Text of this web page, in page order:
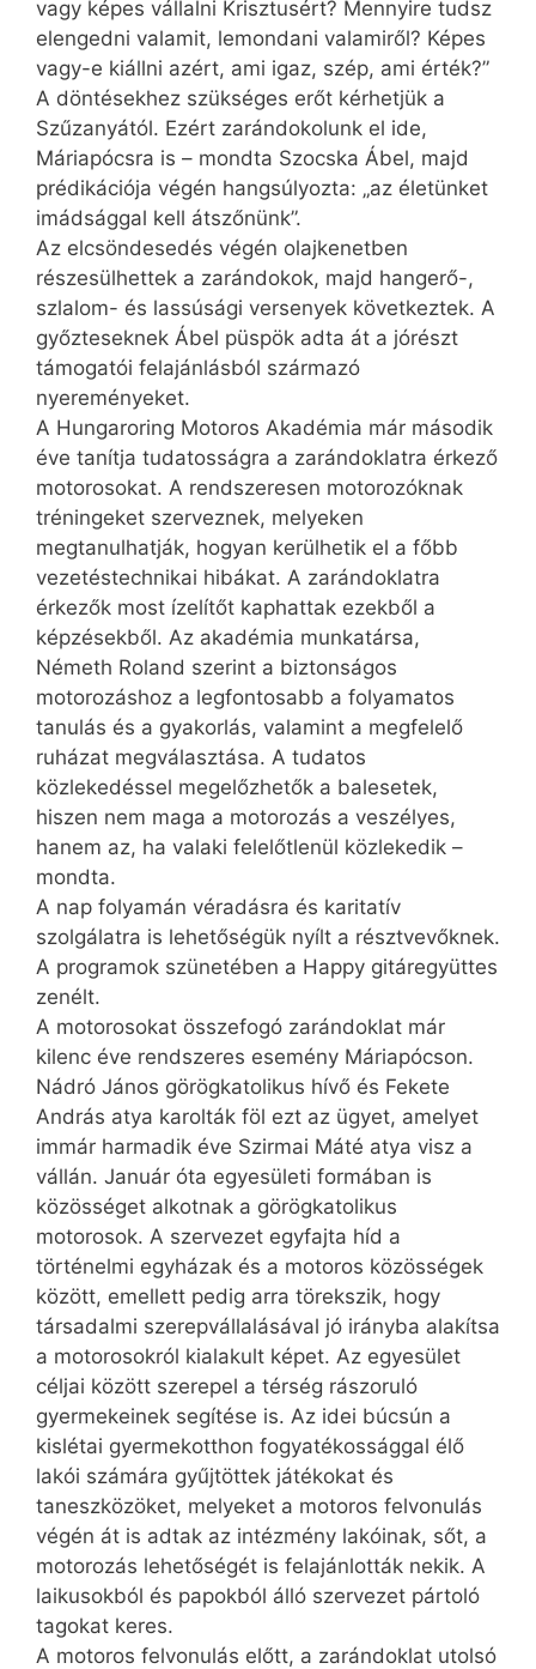
vagy képes vállalni Krisztusért? Mennyire tudsz
elengedni valamit, lemondani valamiről? Képes
vagy-e kiállni azért, ami igaz, szép, ami érték?”
A döntésekhez szükséges erőt kérhetjük a
Szűzanyától. Ezért zarándokolunk el ide,
Máriapócsra is – mondta Szocska Ábel, majd
prédikációja végén hangsúlyozta: „az életünket
imádsággal kell átszőnünk”.
Az elcsöndesedés végén olajkenetben
részesülhettek a zarándokok, majd hangerő-,
szlalom- és lassúsági versenyek következtek. A
győzteseknek Ábel püspök adta át a jórészt
támogatói felajánlásból származó
nyereményeket.
A Hungaroring Motoros Akadémia már második
éve tanítja tudatosságra a zarándoklatra érkező
motorosokat. A rendszeresen motorozóknak
tréningeket szerveznek, melyeken
megtanulhatják, hogyan kerülhetik el a főbb
vezetéstechnikai hibákat. A zarándoklatra
érkezők most ízelítőt kaphattak ezekből a
képzésekből. Az akadémia munkatársa,
Németh Roland szerint a biztonságos
motorozáshoz a legfontosabb a folyamatos
tanulás és a gyakorlás, valamint a megfelelő
ruházat megválasztása. A tudatos
közlekedéssel megelőzhetők a balesetek,
hiszen nem maga a motorozás a veszélyes,
hanem az, ha valaki felelőtlenül közlekedik –
mondta.
A nap folyamán véradásra és karitatív
szolgálatra is lehetőségük nyílt a résztvevőknek.
A programok szünetében a Happy gitáregyüttes
zenélt.
A motorosokat összefogó zarándoklat már
kilenc éve rendszeres esemény Máriapócson.
Nádró János görögkatolikus hívő és Fekete
András atya karolták föl ezt az ügyet, amelyet
immár harmadik éve Szirmai Máté atya visz a
vállán. Január óta egyesületi formában is
közösséget alkotnak a görögkatolikus
motorosok. A szervezet egyfajta híd a
történelmi egyházak és a motoros közösségek
között, emellett pedig arra törekszik, hogy
társadalmi szerepvállalásával jó irányba alakítsa
a motorosokról kialakult képet. Az egyesület
céljai között szerepel a térség rászoruló
gyermekeinek segítése is. Az idei búcsún a
kislétai gyermekotthon fogyatékossággal élő
lakói számára gyűjtöttek játékokat és
taneszközöket, melyeket a motoros felvonulás
végén át is adtak az intézmény lakóinak, sőt, a
motorozás lehetőségét is felajánlották nekik. A
laikusokból és papokból álló szervezet pártoló
tagokat keres.
A motoros felvonulás előtt, a zarándoklat utolsó